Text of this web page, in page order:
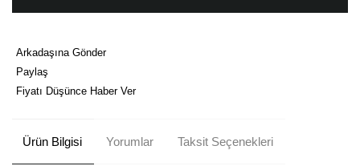
Arkadaşına Gönder
Paylaş
Fiyatı Düşünce Haber Ver
Ürün Bilgisi Yorumlar Taksit Seçenekleri